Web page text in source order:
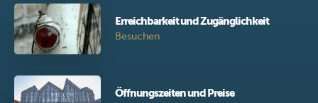
Erreichbarkeit und Zugänglichkeit
Besuchen
Öffnungszeiten und Preise